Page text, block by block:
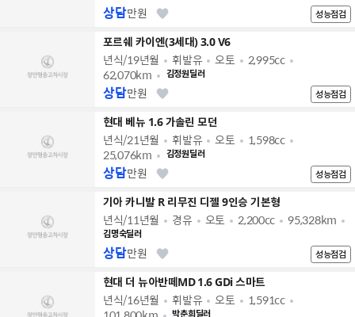
성능점검
상담만원
포르쉐 카이엔(3세대) 3.0 V6
년식/19년월 휘발유 오토
2,995cc
62,070km
김정원딜러
성능점검
상담만원
현대 베뉴 1.6 가솔린 모던
년식/21년월 휘발유 오토
1,598cc
25,076km
김정원딜러
성능점검
상담만원
기아 카니발 R 리무진 디젤 9인승 기본형
년식/11년월 경유 오토 2,200cc 95,328km
김명숙딜러
성능점검
상담만원
현대 더 뉴아반떼MD 1.6 GDi 스마트
년식/16년월 휘발유 오토
1,591cc
박춘희딜러